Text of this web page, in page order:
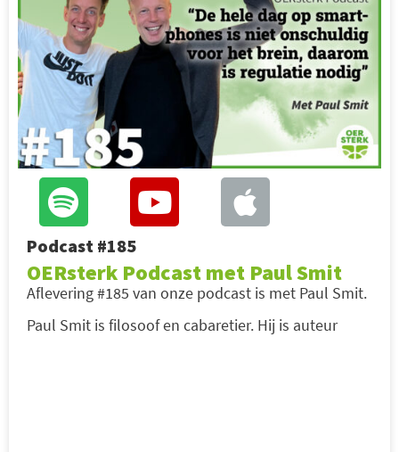
Podcast #185
OERsterk Podcast met Paul Smit
Aflevering #185 van onze podcast is met Paul Smit.
Paul Smit is filosoof en cabaretier. Hij is auteur